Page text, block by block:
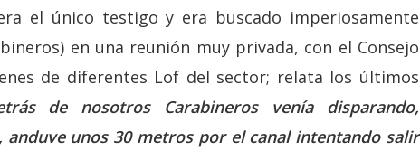
el único testigo y era buscado imperiosamente
en una reunión muy privada, con el Consejo
de diferentes Lof del sector; relata los últimos
de nosotros Carabineros venía disparando,
unos 30 metros por el canal intentando salir